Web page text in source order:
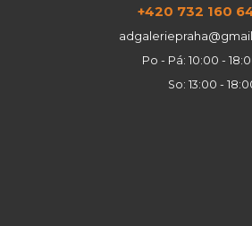
+420 732 160
Po - Pá: 10:00 -
So: 13:00 -